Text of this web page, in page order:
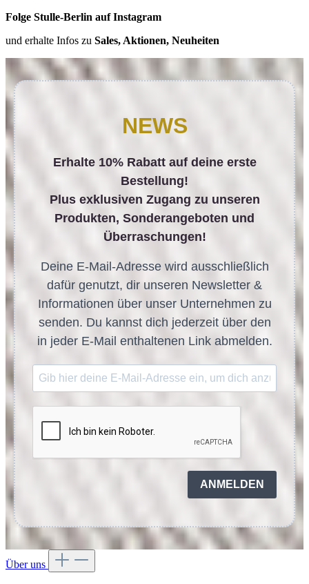
Folge Stulle-Berlin auf Instagram
und erhalte Infos zu Sales, Aktionen, Neuheiten
NEWS
Erhalte 10% Rabatt auf deine erste
Bestellung!
Plus exklusiven Zugang zu unseren
Produkten, Sonderangeboten und
Überraschungen!
Deine E-Mail-Adresse wird ausschließlich
dafür genutzt, dir unseren Newsletter &
Informationen über unser Unternehmen zu
senden. Du kannst dich jederzeit über den
in jeder E-Mail enthaltenen Link abmelden.
ANMELDEN
Über uns